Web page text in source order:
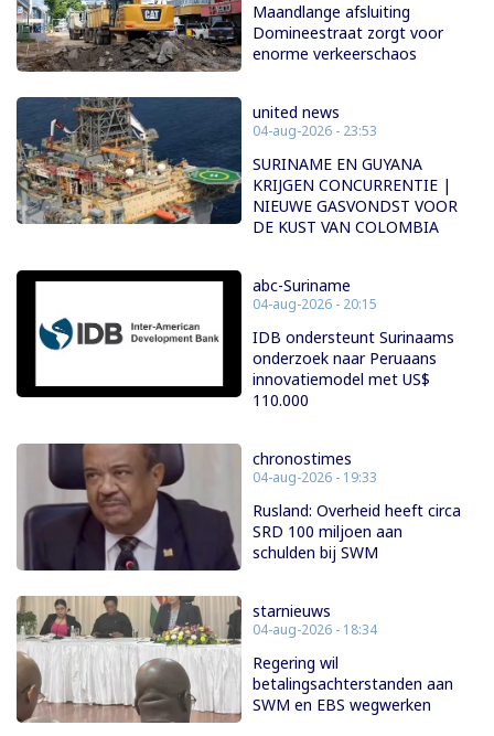
Maandlange afsluiting
Domineestraat zorgt voor
enorme verkeerschaos
united news
04-aug-2026 - 23:53
SURINAME EN GUYANA
KRIJGEN CONCURRENTIE |
NIEUWE GASVONDST VOOR
DE KUST VAN COLOMBIA
abc-Suriname
04-aug-2026 - 20:15
IDB ondersteunt Surinaams
onderzoek naar Peruaans
innovatiemodel met US$
110.000
chronostimes
04-aug-2026 - 19:33
Rusland: Overheid heeft circa
SRD 100 miljoen aan
schulden bij SWM
starnieuws
04-aug-2026 - 18:34
Regering wil
betalingsachterstanden aan
SWM en EBS wegwerken